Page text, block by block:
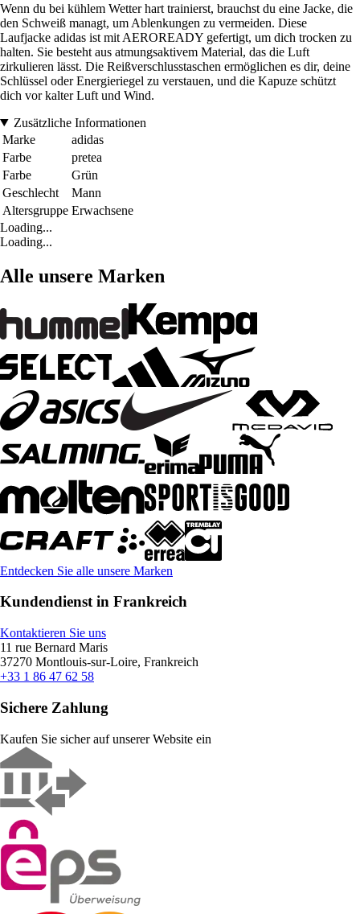
Wenn du bei kühlem Wetter hart trainierst, brauchst du eine Jacke, die
den Schweiß managt, um Ablenkungen zu vermeiden. Diese
Laufjacke adidas ist mit AEROREADY gefertigt, um dich trocken zu
halten. Sie besteht aus atmungsaktivem Material, das die Luft
zirkulieren lässt. Die Reißverschlusstaschen ermöglichen es dir, deine
Schlüssel oder Energieriegel zu verstauen, und die Kapuze schützt
dich vor kalter Luft und Wind.
Zusätzliche Informationen
Marke
adidas
Farbe
pretea
Farbe
Grün
Geschlecht
Mann
Altersgruppe Erwachsene
Loading...
Loading...
Alle unsere Marken
Entdecken Sie alle unsere Marken
Kundendienst in Frankreich
Kontaktieren Sie uns
11 rue Bernard Maris
37270 Montlouis-sur-Loire, Frankreich
+33 1 86 47 62 58
Sichere Zahlung
Kaufen Sie sicher auf unserer Website ein